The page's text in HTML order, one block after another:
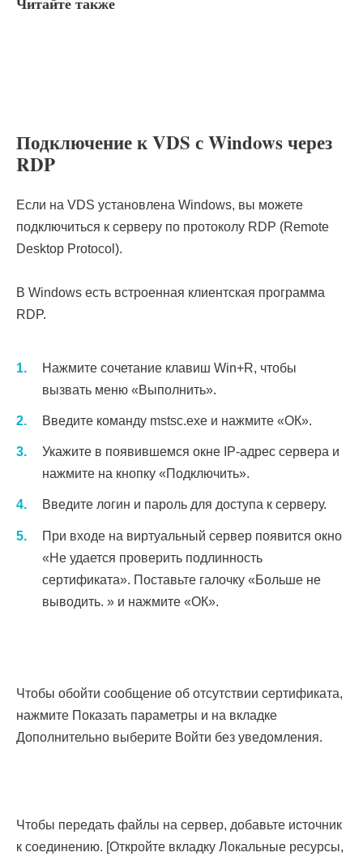
Подключение к VDS с Windows через
RDP
Если на VDS установлена Windows, вы можете
подключиться к серверу по протоколу RDP (Remote
Desktop Protocol).
В Windows есть встроенная клиентская программа
RDP.
Нажмите сочетание клавиш Win+R, чтобы
вызвать меню «Выполнить».
Введите команду mstsc.exe и нажмите «ОК».
Укажите в появившемся окне IP-адрес сервера и
нажмите на кнопку «Подключить».
Введите логин и пароль для доступа к серверу.
При входе на виртуальный сервер появится окно
«Не удается проверить подлинность
сертификата». Поставьте галочку «Больше не
выводить. » и нажмите «ОК».
Чтобы обойти сообщение об отсутствии сертификата,
нажмите Показать параметры и на вкладке
Дополнительно выберите Войти без уведомления.
Чтобы передать файлы на сервер, добавьте источник
к соединению. [Откройте вкладку Локальные ресурсы,